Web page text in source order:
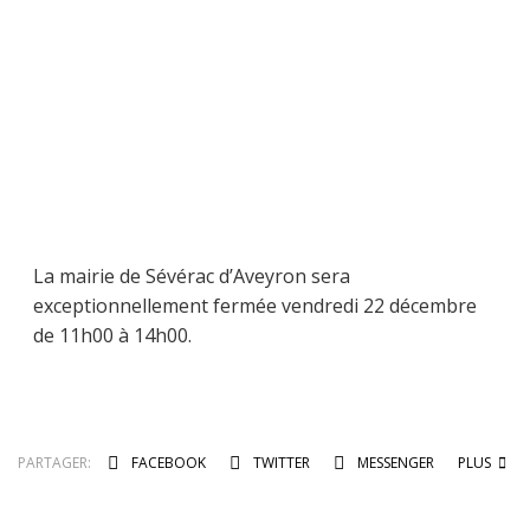
La mairie de Sévérac d’Aveyron sera
exceptionnellement fermée vendredi 22 décembre
de 11h00 à 14h00.
PARTAGER: FACEBOOK TWITTER MESSENGER PLUS